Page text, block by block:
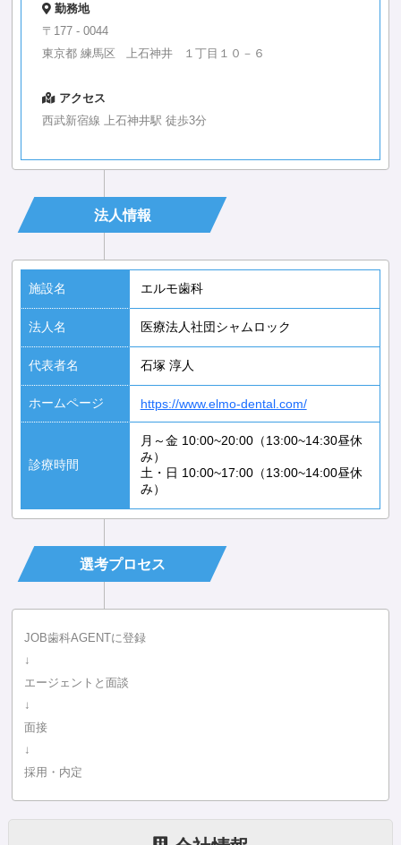
勤務地
〒177 - 0044
東京都 練馬区 上石神井 １丁目１０－６
アクセス
西武新宿線 上石神井駅 徒歩3分
法人情報
施設名 エルモ歯科
法人名 医療法人社団シャムロック
代表者名 石塚 淳人
ホームページ https://www.elmo-dental.com/
診療時間
月～金 10:00~20:00（13:00~14:30昼休
み）
土・日 10:00~17:00（13:00~14:00昼休
み）
選考プロセス
JOB歯科AGENTに登録
↓
エージェントと面談
↓
面接
↓
採用・内定